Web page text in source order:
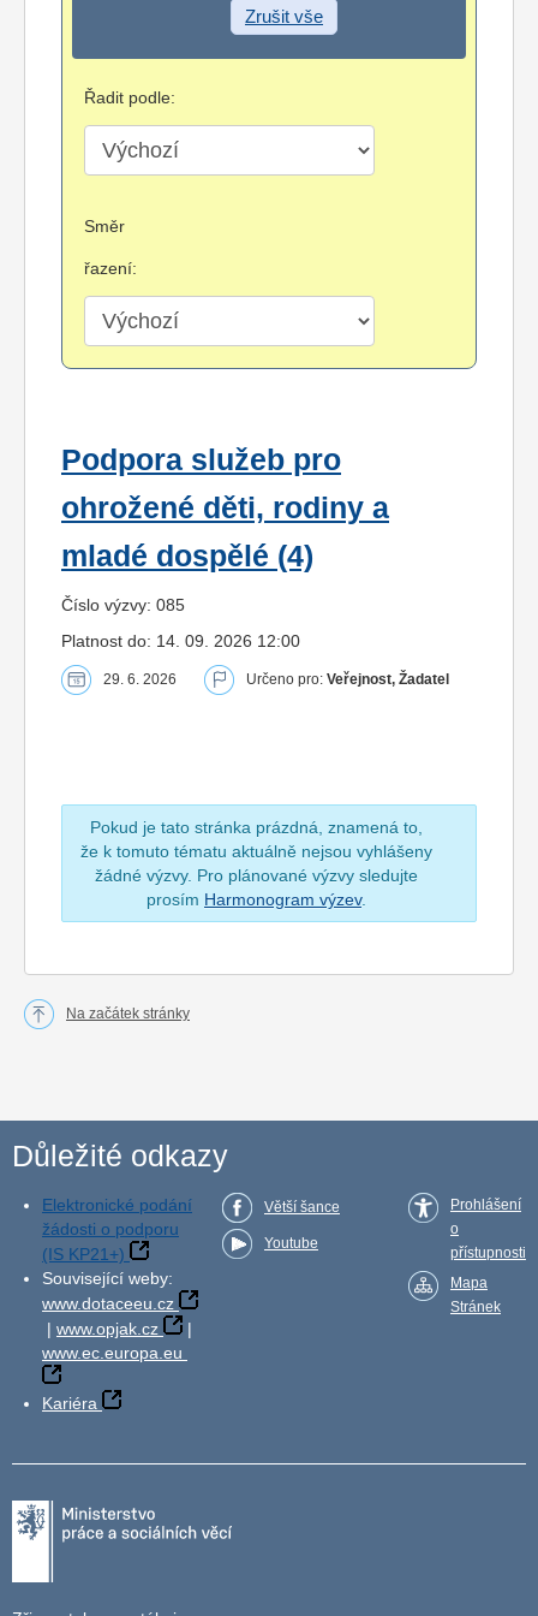
Zrušit vše
Řadit podle:
Směr
řazení:
Podpora služeb pro
ohrožené děti, rodiny a
mladé dospělé (4)
Číslo výzvy: 085
Platnost do: 14. 09. 2026 12:00
29. 6. 2026 Určeno pro: Veřejnost, Žadatel
Pokud je tato stránka prázdná, znamená to,
že k tomuto tématu aktuálně nejsou vyhlášeny
žádné výzvy. Pro plánované výzvy sledujte
prosím Harmonogram výzev.
Na začátek stránky
Důležité odkazy
Elektronické podání
žádosti o podporu
(IS KP21+)
Související weby:
www.dotaceeu.cz
| www.opjak.cz
|
www.ec.europa.eu
Kariéra
Větší šance
Youtube
Prohlášení
o
přístupnosti
Mapa
Stránek